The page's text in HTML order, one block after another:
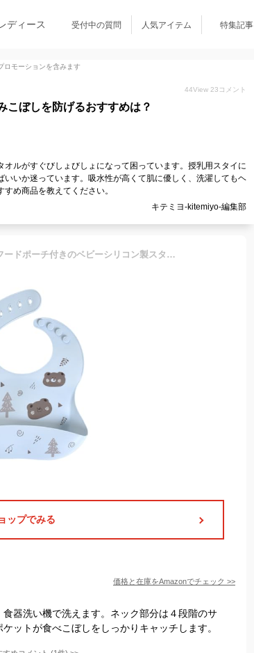
ディース 受付中の質問 人気アイテム 特集記事
ロモーションを含みます
44View 23 コメント
こぼしを防げるおすすめは？
ルがすぐびしょびしょになって困っています。授乳用スタイに
いか迷っています。吸水性が高くて肌に優しく、洗濯してもヘ
め商品を教えてください。
キテミヨ-kitemiyo-編集部
[Apaeofl] 授乳や食事に便利な、フードポーチ付きのベビーシリコン製スタイ。とても柔らかく、軽量で防水性があり、ボウルも付属しています。テーブルエプロンや授乳用スタイとしてもお使いいただけます2個。 (113 グレイシャーベア,よだれかけ2個)
ップでみる
価格と在庫をAmazonでチェック >>
器洗い機で洗えます。ネック部分は４段階のサ
ットが食べこぼしをしっかりキャッチします。